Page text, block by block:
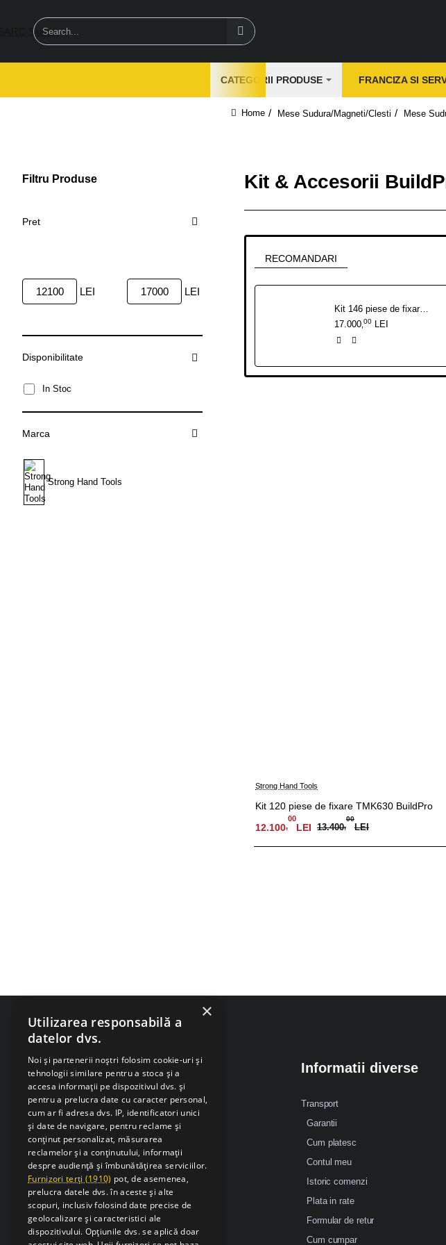
Search...
CATEGORII PRODUSE FRANCIZA SI
Mese Sudura/Magneti/Clesti Mese
Filtru Produse
Pret
LEI LEI
Disponibilitate
In Stoc
Marca
Strong Hand Tools
Kit & Accesorii
RECOMANDARI
Kit 146 piese de fixare TMK640 BuildPro
17.000 00 LEI
Strong Hand Tools
Kit 120 piese de fixare TMK630 BuildPro
12.100,
00
LEI 13.400,
00
LEI
Despre Noi
Mobil: 0371 238 338
Email: office [@] sarcsudex.ro
Relatii cu clientii
Informatii diverse
Transport
Garantii
Cum platesc
Contul meu
Istoric comenzi
Plata in rate
Formular de retur
Cum cumpar
×
Utilizarea responsabilă a
datelor dvs.
Noi și partenerii noștri folosim cookie-uri și
tehnologii similare pentru a stoca și a
accesa informații pe dispozitivul dvs. și
pentru a prelucra date cu caracter personal,
cum ar fi adresa dvs. IP, identificatori unici
și date de navigare, pentru reclame și
conținut personalizat, măsurarea
reclamelor și a conținutului, informații
despre audiență și îmbunătățirea serviciilor.
Furnizori terți (1910) pot, de asemenea,
prelucra datele dvs. în aceste și alte
scopuri, inclusiv folosind date precise de
geolocalizare și caracteristici ale
dispozitivului. Opțiunile dvs. se aplică doar